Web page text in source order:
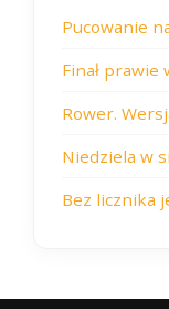
Pucowanie
Finał prawie
Rower.
Niedziela w
Bez licznika